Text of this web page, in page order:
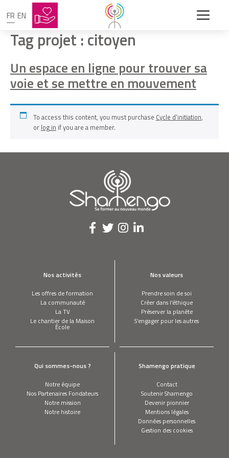
FR EN
Tag projet :citoyen
Un espace en ligne pour trouver sa
voie et se mettre en mouvement
To access this content, you must purchase Cycle d’initiation,
or log in if you are a member.
Nos activités
Les offres de formation
La communauté
La TV
Le chantier de la Maison
École
Nos valeurs
Prendre soin de soi
Créer dans l’éthique
Préserver la planète
S’engager pour les autres
Qui sommes-nous ?
Notre équipe
Nos Partenaires Fondateurs
Notre mission
Notre histoire
Shamengo pratique
Contact
Soutenir Shamengo
Devenir pionnier
Mentions légales
Données personnelles
Gestion des cookies